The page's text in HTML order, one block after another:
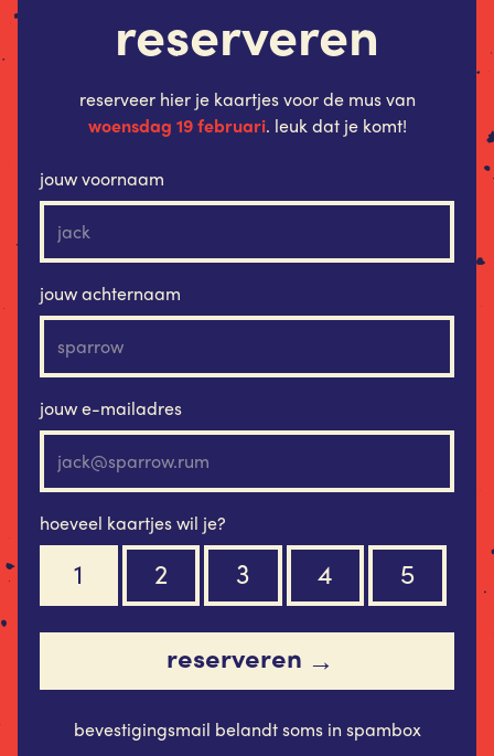
reserveren
reserveer hier je kaartjes voor de mus van
woensdag 19 februari. leuk dat je komt!
jouw voornaam
jouw achternaam
jouw e-mailadres
hoeveel kaartjes wil je?
1 2 3 4 5
reserveren →
bevestigingsmail belandt soms in spambox